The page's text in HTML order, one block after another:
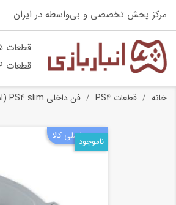
مرکز پخش تخصصی و بی‌واسطه در ایران
قطعات PS5
قطعات PSP
خانه قطعات PS4 فن داخلی PS4 slim (اسلیم)
نسخه اصلی کالا
ناموجود